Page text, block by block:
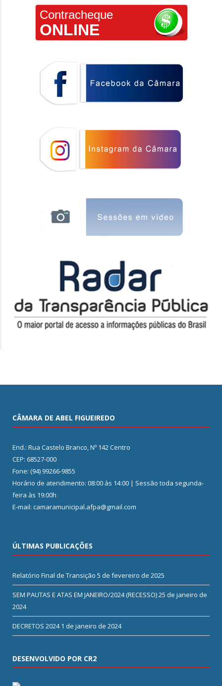
Contracheque
ONLINE
CÂMARA DE ABEL FIGUEIREDO
End.: Rua Castelo Branco, Nº 142 Centro
CEP: 68527-000
Fone: (94) 99266-9855
Horário de atendimento: 08:00 às 14:00 | Sessão toda segunda-
feira às 19:00h
E-mail: camaramunicipal.afpa@gmail.com
ÚLTIMAS PUBLICAÇÕES
Relatório Final de Transição 5 de fevereiro de 2025
SEM PAUTAS E ATAS EM JANEIRO/2024 (RECESSO)25 de janeiro de
2024
DECRETOS 2024 1 de janeiro de 2024
DESENVOLVIDO POR CR2